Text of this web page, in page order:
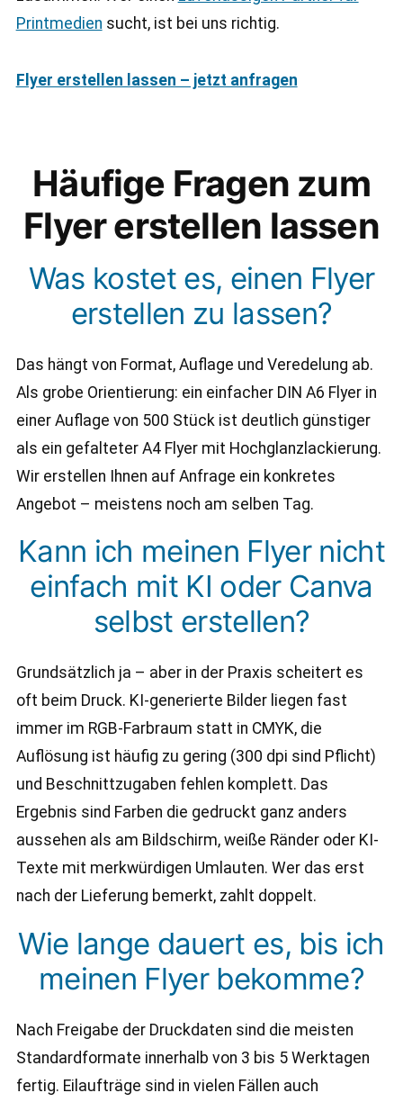
Printmedien sucht, ist bei uns richtig.
Flyer erstellen lassen – jetzt anfragen
Häufige Fragen zum
Flyer erstellen lassen
Was kostet es, einen Flyer
erstellen zu lassen?
Das hängt von Format, Auflage und Veredelung ab.
Als grobe Orientierung: ein einfacher DIN A6 Flyer in
einer Auflage von 500 Stück ist deutlich günstiger
als ein gefalteter A4 Flyer mit Hochglanzlackierung.
Wir erstellen Ihnen auf Anfrage ein konkretes
Angebot – meistens noch am selben Tag.
Kann ich meinen Flyer nicht
einfach mit KI oder Canva
selbst erstellen?
Grundsätzlich ja – aber in der Praxis scheitert es
oft beim Druck. KI-generierte Bilder liegen fast
immer im RGB-Farbraum statt in CMYK, die
Auflösung ist häufig zu gering (300 dpi sind Pflicht)
und Beschnittzugaben fehlen komplett. Das
Ergebnis sind Farben die gedruckt ganz anders
aussehen als am Bildschirm, weiße Ränder oder KI-
Texte mit merkwürdigen Umlauten. Wer das erst
nach der Lieferung bemerkt, zahlt doppelt.
Wie lange dauert es, bis ich
meinen Flyer bekomme?
Nach Freigabe der Druckdaten sind die meisten
Standardformate innerhalb von 3 bis 5 Werktagen
fertig. Eilaufträge sind in vielen Fällen auch